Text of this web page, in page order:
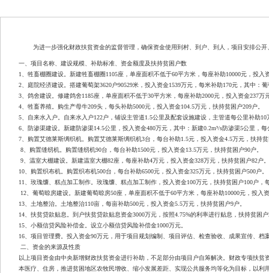
为进一步强化财政扶贫资金的监督管理，确保资金使用到村、到户、到人，项目安排公
一、项目名称、建设规模、补助标准、资金额度及扶持贫困户数
1
、牲畜棚圈建设。新建牲畜棚圈1105座，单座面积不低于60平方米，每座补助10000元，投入
2 、庭院经济建设。搭建葡萄架3620户90529米，投入资金1539万元，每米补助170元，其中：
3 、鸽舍建设。修建鸽舍1185座，单座面积不低于30平方米，每座补助2000元，投入资金237万
4 、牲畜养殖。购生产母牛209头，每头补助5000元，投入资金104.5万元，扶持贫困户209户。
5 、自来水入户。自来水入户122户，铺设主管道1.5公里及配套设施建设，主管道每公里补助10
6 、防渗渠建设。新建防渗渠14.5公里，投入资金480万元，其中：新建0.2m³/s防渗渠5公里，每
7 、购置艾德莱斯绸织机。购置艾德莱斯绸织机3台，每台补助1.5元，投入资金4.5万元，扶持
8 、购置缝纫机。购置缝纫机90台，每台补助1500元，投入资金13.5万元，扶持贫困户90户。
9 、温室大棚建设。新建温室大棚82座，每座补助4万元，投入资金328万元，扶持贫困户82户。
10 、购置织布机。购置织布机500台，每台补助6500元，投入资金325万元，扶持贫困户500户。
11
、玫瑰馕、糕点加工制作。玫瑰馕、糕点加工制作，投入资金100万元，扶持贫困户100户，
12 、葡萄晾房建设。新建葡萄晾房50座，单座面积不低于60平方米，每座补助10000元，投入
13 、土地整治。土地整治110亩，每亩补助500元，投入资金5.5万元，扶持贫困户9户。
14 、扶贫贷款贴息。到户扶贫贷款贴息资金3000万元，按照4.75%的利率进行贴息，扶持贫困户
15 、小额信贷风险补偿金。设立小额信贷风险补偿金1000万元。
16 、项目管理费。投入资金90万元，用于项目规划编制、项目评估、检查验收、成果宣传、
二、资金的来源及性质
以上项目资金由中央新增财政扶贫资金进行补助，不足部分由项目户自筹解决。财政专项扶
本医疗、住房，推进贫困地区农牧民增收、缩小发展差距、实现公共服务均等化为目标，以